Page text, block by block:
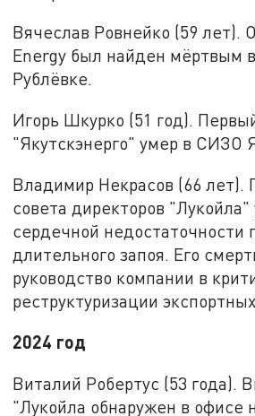
Вячеслав Ровнейко (59 лет).
Energy был найден мёртвым
Рублёвке.
Игорь Шкурко (51 год).
"Якутскэнерго" умер в СИЗО
Владимир Некрасов (66 лет).
совета директоров "Лукойла"
сердечной недостаточности
длительного запоя. Его
руководство компании в
реструктуризации
2024 год
Виталий Робертус (53 года).
"Лукойла обнаружен в офисе